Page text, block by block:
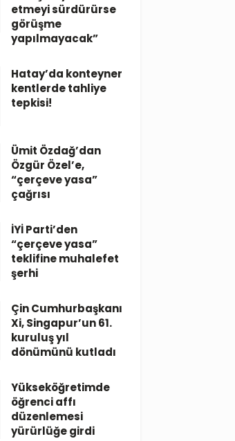
etmeyi sürdürürse
görüşme
yapılmayacak”
Hatay’da konteyner
kentlerde tahliye
tepkisi!
Ümit Özdağ’dan
Özgür Özel’e,
“çerçeve yasa”
çağrısı
İYİ Parti’den
“çerçeve yasa”
teklifine muhalefet
şerhi
Çin Cumhurbaşkanı
Xi, Singapur’un 61.
kuruluş yıl
dönümünü kutladı
Yükseköğretimde
öğrenci affı
düzenlemesi
yürürlüğe girdi